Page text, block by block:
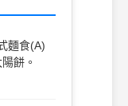
麵食(A)
餅。